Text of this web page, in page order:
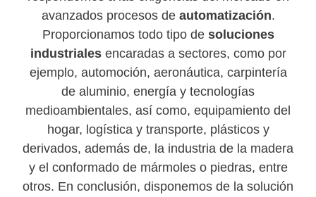
avanzados procesos de automatización.
Proporcionamos todo tipo de soluciones
industrialesencaradas a sectores, como por
ejemplo, automoción, aeronáutica, carpintería
de aluminio, energía y tecnologías
medioambientales, así como, equipamiento del
hogar, logística y transporte, plásticos y
derivados, además de, la industria de la madera
y el conformado de mármoles o piedras, entre
otros. En conclusión, disponemos de la solución